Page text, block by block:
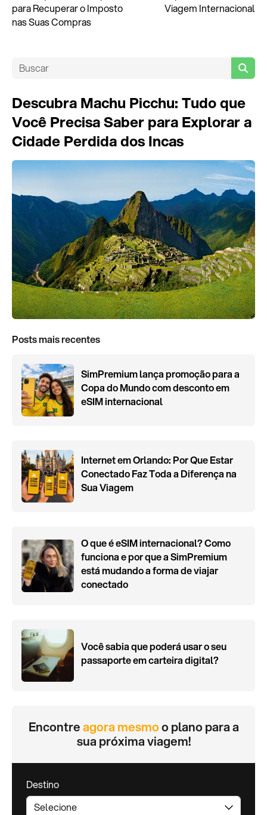
para Recuperar o Imposto
nas Suas Compras
Viagem Internacional
Descubra Machu Picchu: Tudo que
Você Precisa Saber para Explorar a
Cidade Perdida dos Incas
Posts mais recentes
SimPremium lança promoção para a
Copa do Mundo com desconto em
eSIM internacional
Internet em Orlando: Por Que Estar
Conectado Faz Toda a Diferença na
Sua Viagem
O que é eSIM internacional? Como
funciona e por que a SimPremium
está mudando a forma de viajar
conectado
Você sabia que poderá usar o seu
passaporte em carteira digital?
Encontreagora mesmoo plano para a
sua próxima viagem!
Destino